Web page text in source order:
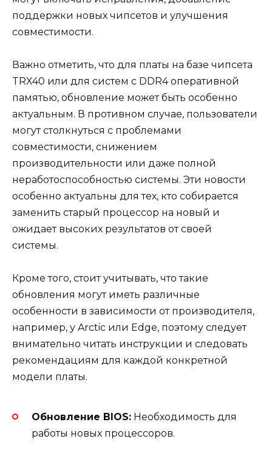
поддержки новых чипсетов и улучшения
совместимости.
Важно отметить, что для платы на базе чипсета
TRX40 или для систем с DDR4 оперативной
памятью, обновление может быть особенно
актуальным. В противном случае, пользователи
могут столкнуться с проблемами
совместимости, снижением
производительности или даже полной
неработоспособностью системы. Эти новости
особенно актуальны для тех, кто собирается
заменить старый процессор на новый и
ожидает высоких результатов от своей
системы.
Кроме того, стоит учитывать, что такие
обновления могут иметь различные
особенности в зависимости от производителя,
например, у Arctic или Edge, поэтому следует
внимательно читать инструкции и следовать
рекомендациям для каждой конкретной
модели платы.
Обновление BIOS: Необходимость для
работы новых процессоров.